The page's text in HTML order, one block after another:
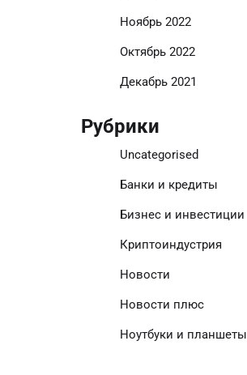
Ноябрь 2022
Октябрь 2022
Декабрь 2021
Рубрики
Uncategorised
Банки и кредиты
Бизнес и инвестиции
Криптоиндустрия
Новости
Новости плюс
Ноутбуки и планшеты